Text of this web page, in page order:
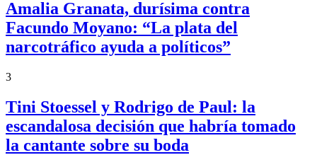
Amalia Granata, durísima contra
Facundo Moyano: “La plata del
narcotráfico ayuda a políticos”
3
Tini Stoessel y Rodrigo de Paul: la
escandalosa decisión que habría tomado
la cantante sobre su boda